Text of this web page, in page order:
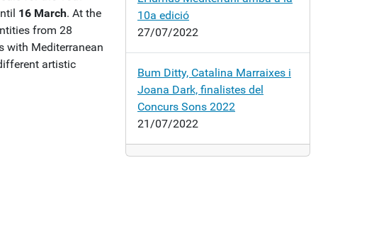
16 March. At the
from 28
with Mediterranean
artistic
10a edició
27/07/2022
Bum Ditty, Catalina Marraixes i
Joana Dark, finalistes del
Concurs Sons 2022
21/07/2022